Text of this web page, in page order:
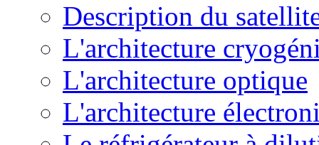
Description du
L'architecture
L'architecture optique
L'architecture